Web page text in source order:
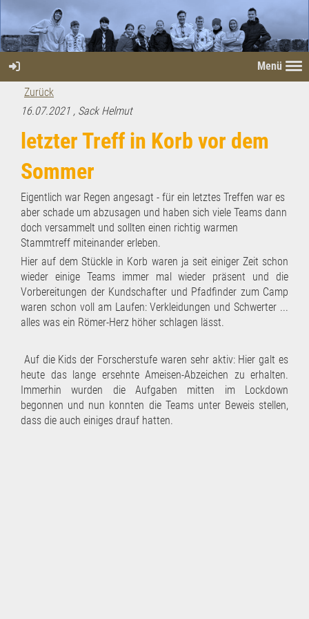
Menü
Zurück
16.07.2021 , Sack Helmut
letzter Treff in Korb vor dem
Sommer
Eigentlich war Regen angesagt - für ein letztes Treffen war es
aber schade um abzusagen und haben sich viele Teams dann
doch versammelt und sollten einen richtig warmen
Stammtreff miteinander erleben.
Hier auf dem Stückle in Korb waren ja seit einiger Zeit schon
wieder einige Teams immer mal wieder präsent und die
Vorbereitungen der Kundschafter und Pfadfinder zum Camp
waren schon voll am Laufen: Verkleidungen und Schwerter ...
alles was ein Römer-Herz höher schlagen lässt.
Auf die Kids der Forscherstufe waren sehr aktiv: Hier galt es
heute das lange ersehnte Ameisen-Abzeichen zu erhalten.
Immerhin wurden die Aufgaben mitten im Lockdown
begonnen und nun konnten die Teams unter Beweis stellen,
dass die auch einiges drauf hatten.